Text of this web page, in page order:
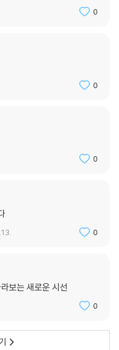
0
0
0
0
보는 새로운 시선
0